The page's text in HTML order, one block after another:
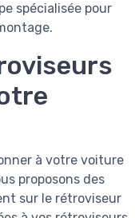
spécialisée pour
à votre voiture
proposons des
sur le rétroviseur